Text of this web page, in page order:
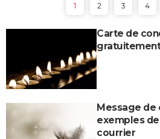
1 2 3 4
Carte de
Message de
exemples
courrier